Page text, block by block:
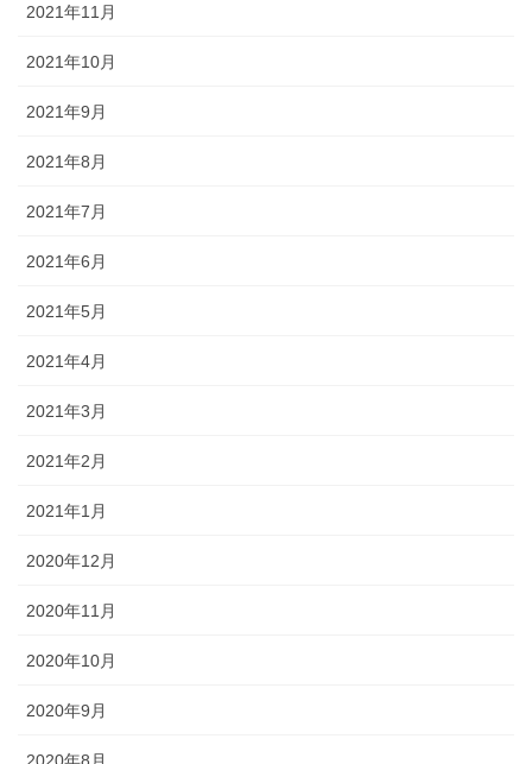
2021年11月
2021年10月
2021年9月
2021年8月
2021年7月
2021年6月
2021年5月
2021年4月
2021年3月
2021年2月
2021年1月
2020年12月
2020年11月
2020年10月
2020年9月